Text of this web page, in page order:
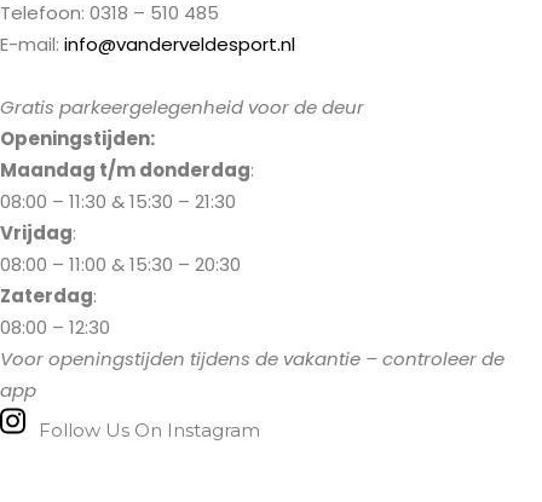
Telefoon: 0318 – 510 485
E-mail: info@vanderveldesport.nl
Gratis parkeergelegenheid voor de deur
Openingstijden:
Maandag t/m donderdag:
08:00 – 11:30 & 15:30 – 21:30
Vrijdag:
08:00 – 11:00 & 15:30 – 20:30
Zaterdag:
08:00 – 12:30
Voor openingstijden tijdens de vakantie – controleer de
app
Follow Us On Instagram